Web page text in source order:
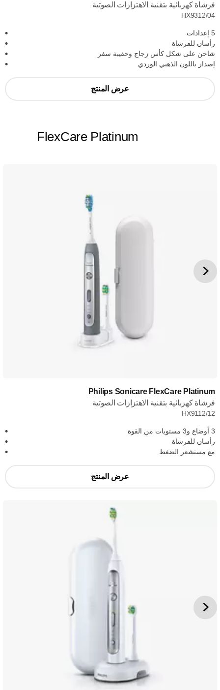
فرشاة كهربائية بتقنية الاهتزازات الصوتية
HX9312/04
5 إعدادات
رأسان للفرشاة
شاحن على شكل كأس زجاج وحقيبة سفر
إصدار باللون الذهبي الوردي
عرض المنتج
FlexCare Platinum
Philips Sonicare FlexCare Platinum
فرشاة كهربائية بتقنية الاهتزازات الصوتية
HX9112/12
3 أوضاع و3 مستويات من القوة
رأسان للفرشاة
مع مستشعر الضغط
عرض المنتج